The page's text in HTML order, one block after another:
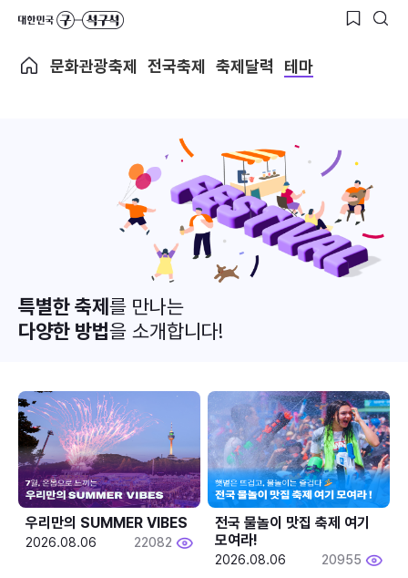
문화관광축제 전국축제 축제달력 테마
특별한 축제를 만나는
다양한 방법을 소개합니다!
우리만의 SUMMER VIBES
2026.08.06 22082
전국 물놀이 맛집 축제 여기
모여라!
2026.08.06 20955